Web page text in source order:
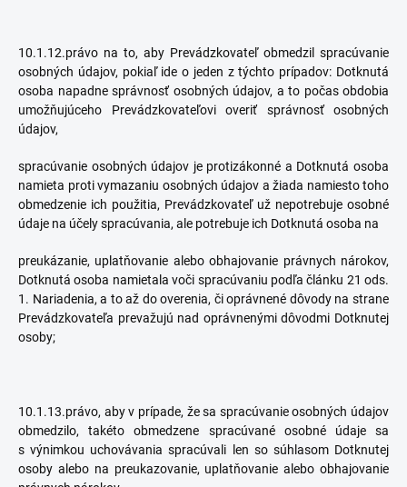
10.1.12.právo na to, aby Prevádzkovateľ obmedzil spracúvanie
osobných údajov, pokiaľ ide o jeden z týchto prípadov: Dotknutá
osoba napadne správnosť osobných údajov, a to počas obdobia
umožňujúceho Prevádzkovateľovi overiť správnosť osobných
údajov,
spracúvanie osobných údajov je protizákonné a Dotknutá osoba
namieta proti vymazaniu osobných údajov a žiada namiesto toho
obmedzenie ich použitia, Prevádzkovateľ už nepotrebuje osobné
údaje na účely spracúvania, ale potrebuje ich Dotknutá osoba na
preukázanie, uplatňovanie alebo obhajovanie právnych nárokov,
Dotknutá osoba namietala voči spracúvaniu podľa článku 21 ods.
1. Nariadenia, a to až do overenia, či oprávnené dôvody na strane
Prevádzkovateľa prevažujú nad oprávnenými dôvodmi Dotknutej
osoby;
10.1.13.právo, aby v prípade, že sa spracúvanie osobných údajov
obmedzilo, takéto obmedzene spracúvané osobné údaje sa
s výnimkou uchovávania spracúvali len so súhlasom Dotknutej
osoby alebo na preukazovanie, uplatňovanie alebo obhajovanie